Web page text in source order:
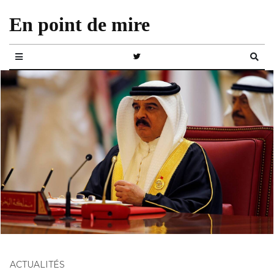
En point de mire
ACTUALITÉS